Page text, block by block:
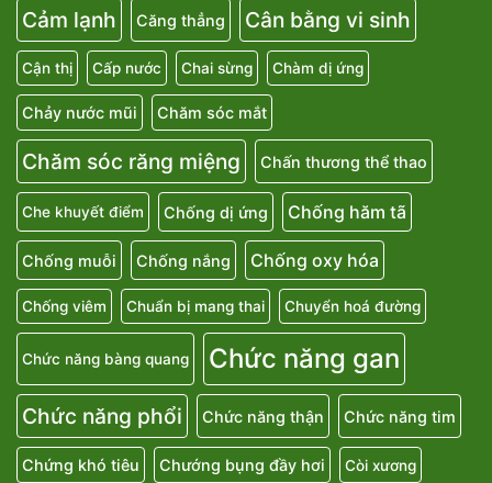
Cảm lạnh Căng thẳng Cân bằng vi sinh
Cận thị Cấp nước Chai sừng Chàm dị ứng
Chảy nước mũi Chăm sóc mắt
Chăm sóc răng miệng Chấn thương thể thao
Che khuyết điểm Chống dị ứng Chống hăm tã
Chống muỗi Chống nắng Chống oxy hóa
Chống viêm Chuẩn bị mang thai Chuyển hoá đường
Chức năng bàng quang Chức năng gan
Chức năng phổi Chức năng thận Chức năng tim
Chứng khó tiêu Chướng bụng đầy hơi Còi xương